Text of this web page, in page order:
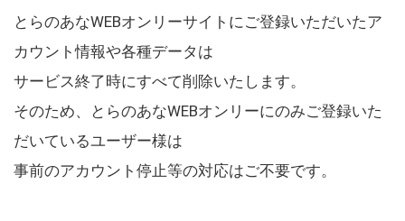
とらのあなWEBオンリーサイトにご登録いただいたア
カウント情報や各種データは
サービス終了時にすべて削除いたします。
そのため、とらのあなWEBオンリーにのみご登録いた
だいているユーザー様は
事前のアカウント停止等の対応はご不要です。